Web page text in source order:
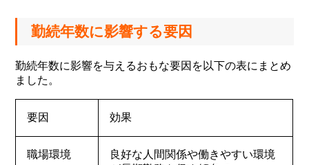
勤続年数に影響する要因
勤続年数に影響を与えるおもな要因を以下の表にまとめ
ました。
要因 効果
職場環境
良好な人間関係や働きやすい環境